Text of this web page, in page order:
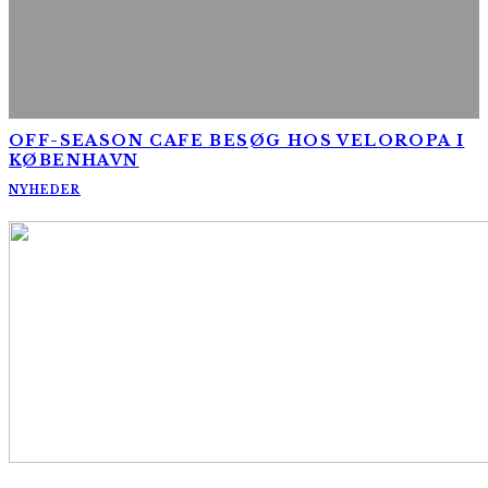
OFF-SEASON CAFE BESØG HOS VELOROPA I
KØBENHAVN
NYHEDER